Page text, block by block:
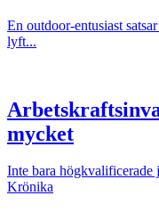
En outdoor-entusiast
lyft...
mycket
Inte bara högkvalificerade
Krönika